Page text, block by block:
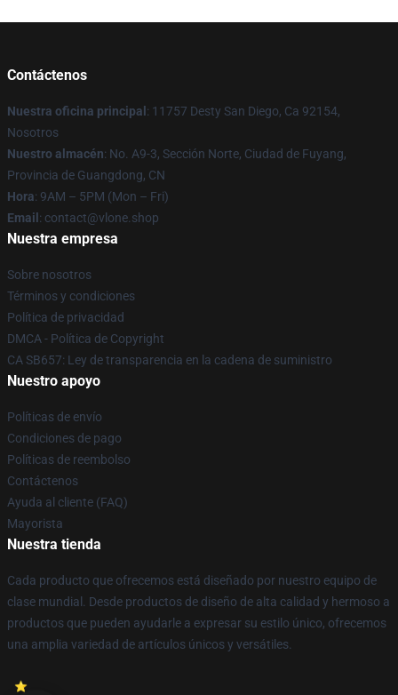
Contáctenos
Nuestra oficina principal : 11757 Desty San Diego, Ca 92154,
Nosotros
Nuestro almacén: No. A9-3, Sección Norte, Ciudad de Fuyang,
Provincia de Guangdong, CN
Hora: 9AM – 5PM (Mon – Fri)
Email : contact@vlone.shop
Nuestra empresa
Sobre nosotros
Términos y condiciones
Política de privacidad
DMCA - Política de Copyright
CA SB657: Ley de transparencia en la cadena de suministro
Nuestro apoyo
Políticas de envío
Condiciones de pago
Políticas de reembolso
Contáctenos
Ayuda al cliente (FAQ)
Mayorista
Nuestra tienda
Cada producto que ofrecemos está diseñado por nuestro equipo de
clase mundial. Desde productos de diseño de alta calidad y hermoso a
productos que pueden ayudarle a expresar su estilo único, ofrecemos
una amplia variedad de artículos únicos y versátiles.